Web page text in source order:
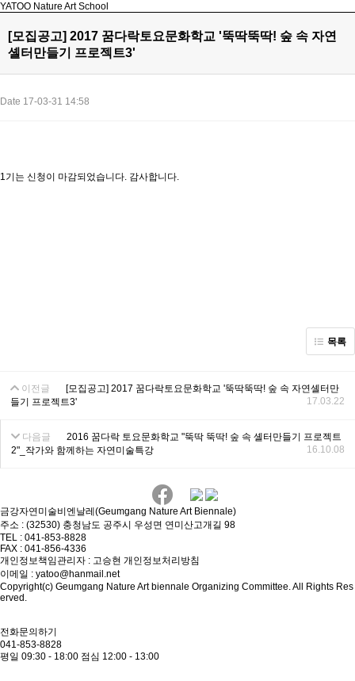
YATOO Nature Art School
[모집공고] 2017 꿈다락토요문화학교 '뚝딱뚝딱! 숲 속 자연
셸터만들기 프로젝트3'
Date 17-03-31 14:58
1기는 신청이 마감되었습니다. 감사합니다.
목록
이전글
[모집공고] 2017 꿈다락토요문화학교 '뚝딱뚝딱! 숲 속 자연셸터만
들기 프로젝트3'
17.03.22
다음글
2016 꿈다락 토요문화학교 "뚝딱 뚝딱! 숲 속 셸터만들기 프로젝트
2"_작가와 함께하는 자연미술특강
16.10.08
금강자연미술비엔날레(Geumgang Nature Art Biennale)
주소 : (32530) 충청남도 공주시 우성면 연미산고개길 98
TEL : 041-853-8828
FAX : 041-856-4336
개인정보책임관리자 : 고승현 개인정보처리방침
이메일 : yatoo@hanmail.net
Copyright(c) Geumgang Nature Art biennale Organizing Committee. All Rights Res
erved.
전화문의하기
041-853-8828
평일 09:30 - 18:00 점심 12:00 - 13:00